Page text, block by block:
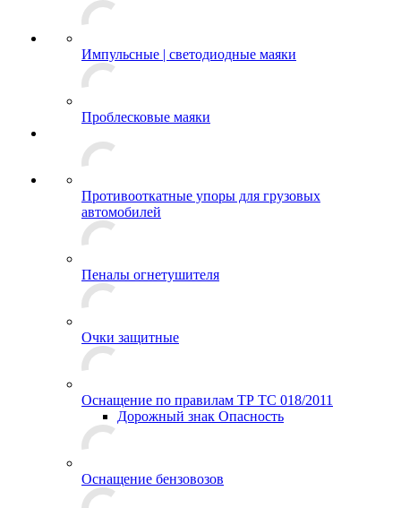
Импульсные | светодиодные маяки
Проблесковые маяки
Противооткатные упоры для грузовых
автомобилей
Пеналы огнетушителя
Очки защитные
Оснащение по правилам ТР ТС 018/2011
Дорожный знак Опасность
Оснащение бензовозов